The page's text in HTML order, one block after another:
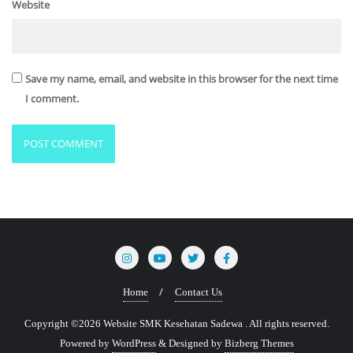
Website
Save my name, email, and website in this browser for the next time
I comment.
Home Contact Us
Copyright ©2026 Website SMK Kesehatan Sadewa . All rights reserved.
Powered by WordPress &Designed by Bizberg Themes